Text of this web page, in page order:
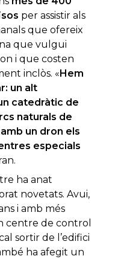
per assistir als
que ofereix
que vulgui
i que costen
inclòs. «Hem
un alt
catedràtic de
naturals de
un dron els
especials
ha anat
novetats. Avui,
i amb més
centre de control
sortir de l’edifici
ha afegit un